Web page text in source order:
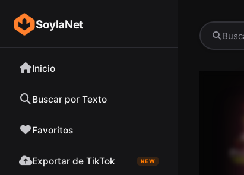
SoylaNet
Inicio
Buscar por Texto
Favoritos
Exportar de TikTok NEW